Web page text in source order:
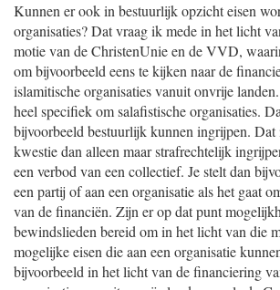
Kunnen er ook in bestuurlijk opzicht eisen
organisaties? Dat vraag ik mede in het licht
motie van de ChristenUnie en de VVD,
om bijvoorbeeld eens te kijken naar de
islamitische organisaties vanuit onvrije
heel specifiek om salafistische organisaties.
bijvoorbeeld bestuurlijk kunnen ingrijpen. Dat
kwestie dan alleen maar strafrechtelijk
een verbod van een collectief. Je stelt dan
een partij of aan een organisatie als het gaat
van de financiën. Zijn er op dat punt
bewindslieden bereid om in het licht van die
mogelijke eisen die aan een organisatie
bijvoorbeeld in het licht van de financiering